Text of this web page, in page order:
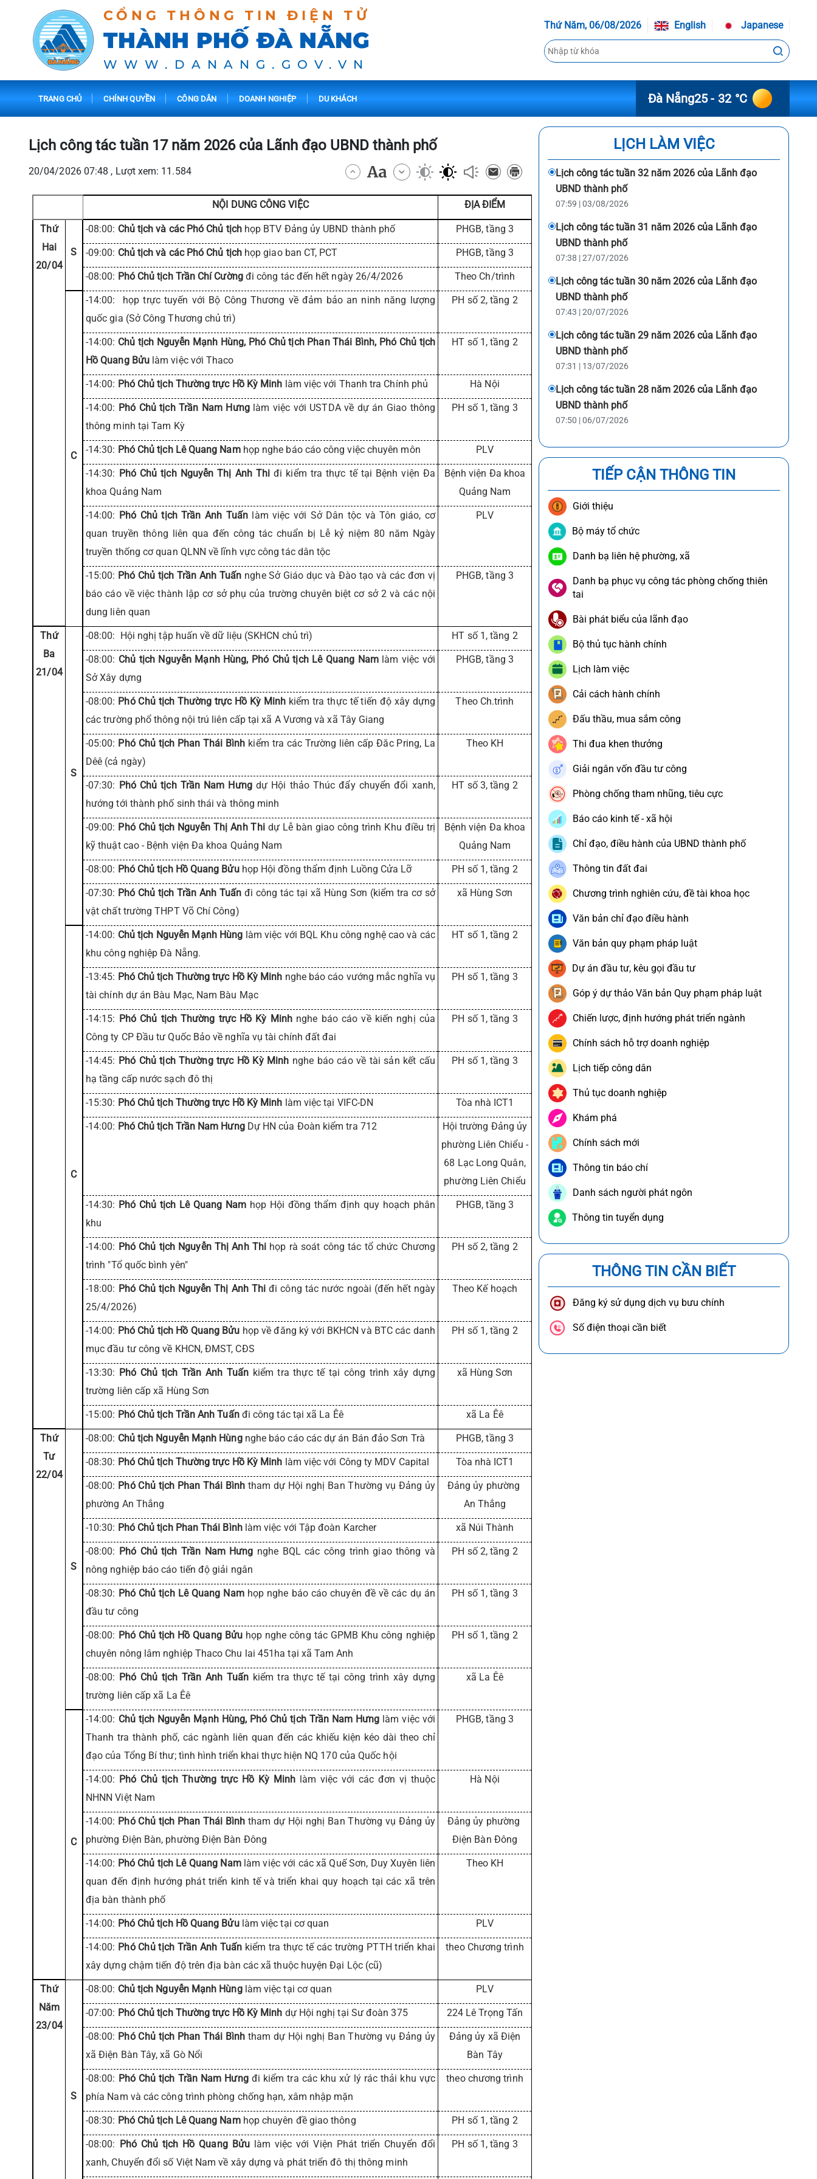
CỔNG THÔNG TIN ĐIỆN TỬ
THÀNH PHỐ ĐÀ NẴNG
WWW.DANANG.GOV.VN
Thứ Năm, 06/08/2026 English Japanese
TRANG CHỦ CHÍNH QUYỀN CÔNG DÂN DOANH NGHIỆP DU KHÁCH Đà Nẵng25 - 32 °C
Lịch công tác tuần 17 năm 2026 của Lãnh đạo UBND thành phố
20/04/2026 07:48 , Lượt xem: 11.584
NỘI DUNG CÔNG VIỆC ĐỊA ĐIỂM
Thứ
Hai
20/04
S
-08:00: Chủ tịch và các Phó Chủ tịchhọp BTV Đảng ủy UBND thành phố PHGB, tầng 3
-09:00: Chủ tịch và các Phó Chủ tịchhọp giao ban CT, PCT PHGB, tầng 3
-08:00: Phó Chủ tịch Trần Chí Cườngđi công tác đến hết ngày 26/4/2026 Theo Ch/trình
C
-14:00: họp trực tuyến với Bộ Công Thương về đảm bảo an ninh năng lượng
quốc gia (Sở Công Thương chủ trì)
PH số 2, tầng 2
-14:00: Chủ tịch Nguyễn Mạnh Hùng, Phó Chủ tịch Phan Thái Bình, Phó Chủ tịch
Hồ Quang Bửulàm việc với Thaco
HT số 1, tầng 2
-14:00: Phó Chủ tịch Thường trực Hồ Kỳ Minh làm việc với Thanh tra Chính phủ Hà Nội
-14:00: Phó Chủ tịch Trần Nam Hưnglàm việc với USTDA về dự án Giao thông
thông minh tại Tam Kỳ
PH số 1, tầng 3
-14:30: Phó Chủ tịch Lê Quang Namhọp nghe báo cáo công việc chuyên môn PLV
-14:30: Phó Chủ tịch Nguyễn Thị Anh Thi đi kiểm tra thực tế tại Bệnh viện Đa
khoa Quảng Nam
Bệnh viện Đa khoa
Quảng Nam
-14:00: Phó Chủ tịch Trần Anh Tuấn làm việc với Sở Dân tộc và Tôn giáo, cơ
quan truyền thông liên qua đến công tác chuẩn bị Lễ kỷ niệm 80 năm Ngày
truyền thống cơ quan QLNN về lĩnh vực công tác dân tộc
PLV
-15:00: Phó Chủ tịch Trần Anh Tuấn nghe Sở Giáo dục và Đào tạo và các đơn vị
báo cáo về việc thành lập cơ sở phụ của trường chuyên biệt cơ sở 2 và các nội
dung liên quan
PHGB, tầng 3
Thứ
Ba
21/04
S
-08:00: Hội nghị tập huấn về dữ liệu (SKHCN chủ trì) HT số 1, tầng 2
-08:00: Chủ tịch Nguyễn Mạnh Hùng, Phó Chủ tịch Lê Quang Namlàm việc với
Sở Xây dựng
PHGB, tầng 3
-08:00: Phó Chủ tịch Thường trực Hồ Kỳ Minh kiểm tra thực tế tiến độ xây dựng
các trường phổ thông nội trú liên cấp tại xã A Vương và xã Tây Giang
Theo Ch.trình
-05:00: Phó Chủ tịch Phan Thái Bình kiểm tra các Trường liên cấp Đăc Pring, La
Dêê (cả ngày)
Theo KH
-07:30: Phó Chủ tịch Trần Nam Hưngdự Hội thảo Thúc đẩy chuyển đổi xanh,
hướng tới thành phố sinh thái và thông minh
HT số 3, tầng 2
-09:00: Phó Chủ tịch Nguyễn Thị Anh Thidự Lễ bàn giao công trình Khu điều trị
kỹ thuật cao - Bệnh viện Đa khoa Quảng Nam
Bệnh viện Đa khoa
Quảng Nam
-08:00: Phó Chủ tịch Hồ Quang Bửuhọp Hội đồng thẩm định Luồng Cửa Lỡ PH số 1, tầng 2
-07:30: Phó Chủ tịch Trần Anh Tuấn đi công tác tại xã Hùng Sơn (kiểm tra cơ sở
vật chất trường THPT Võ Chí Công)
xã Hùng Sơn
C
-14:00: Chủ tịch Nguyễn Mạnh Hùng làm việc với BQL Khu công nghệ cao và các
khu công nghiệp Đà Nẵng.
HT số 1, tầng 2
-13:45: Phó Chủ tịch Thường trực Hồ Kỳ Minh nghe báo cáo vướng mắc nghĩa vụ
tài chính dự án Bàu Mạc, Nam Bàu Mạc
PH số 1, tầng 3
-14:15: Phó Chủ tịch Thường trực Hồ Kỳ Minh nghe báo cáo về kiến nghị của
Công ty CP Đầu tư Quốc Bảo về nghĩa vụ tài chính đất đai
PH số 1, tầng 3
-14:45: Phó Chủ tịch Thường trực Hồ Kỳ Minh nghe báo cáo về tài sản kết cấu
hạ tầng cấp nước sạch đô thị
PH số 1, tầng 3
-15:30: Phó Chủ tịch Thường trực Hồ Kỳ Minh làm việc tại VIFC-DN Tòa nhà ICT1
-14:00: Phó Chủ tịch Trần Nam HưngDự HN của Đoàn kiểm tra 712
Hội trường Đảng ủy
phường Liên Chiểu -
68 Lạc Long Quân,
phường Liên Chiểu
-14:30: Phó Chủ tịch Lê Quang Nam họp Hội đồng thẩm định quy hoạch phân
khu
PHGB, tầng 3
-14:00: Phó Chủ tịch Nguyễn Thị Anh Thi họp rà soát công tác tổ chức Chương
trình "Tổ quốc bình yên"
PH số 2, tầng 2
-18:00: Phó Chủ tịch Nguyễn Thị Anh Thi đi công tác nước ngoài (đến hết ngày
25/4/2026)
Theo Kế hoạch
-14:00: Phó Chủ tịch Hồ Quang Bửu họp về đăng ký với BKHCN và BTC các danh
mục đầu tư công về KHCN, ĐMST, CĐS
PH số 1, tầng 2
-13:30: Phó Chủ tịch Trần Anh Tuấnkiểm tra thực tế tại công trình xây dựng
trường liên cấp xã Hùng Sơn
xã Hùng Sơn
-15:00: Phó Chủ tịch Trần Anh Tuấnđi công tác tại xã La Êê xã La Êê
Thứ
Tư
22/04
S
-08:00: Chủ tịch Nguyễn Mạnh Hùngnghe báo cáo các dự án Bán đảo Sơn Trà PHGB, tầng 3
-08:30: Phó Chủ tịch Thường trực Hồ Kỳ Minh làm việc với Công ty MDV Capital Tòa nhà ICT1
-08:00: Phó Chủ tịch Phan Thái Bình tham dự Hội nghị Ban Thường vụ Đảng ủy
phường An Thắng
Đảng ủy phường
An Thắng
-10:30: Phó Chủ tịch Phan Thái Bìnhlàm việc với Tập đoàn Karcher xã Núi Thành
-08:00: Phó Chủ tịch Trần Nam Hưng nghe BQL các công trình giao thông và
nông nghiệp báo cáo tiến độ giải ngân
PH số 2, tầng 2
-08:30: Phó Chủ tịch Lê Quang Namhọp nghe báo cáo chuyên đề về các dụ án
đầu tư công
PH số 1, tầng 3
-08:00: Phó Chủ tịch Hồ Quang Bửuhọp nghe công tác GPMB Khu công nghiệp
chuyên nông lâm nghiệp Thaco Chu lai 451ha tại xã Tam Anh
PH số 1, tầng 2
-08:00: Phó Chủ tịch Trần Anh Tuấnkiểm tra thực tế tại công trình xây dựng
trường liên cấp xã La Êê
xã La Êê
C
-14:00: Chủ tịch Nguyễn Mạnh Hùng, Phó Chủ tịch Trần Nam Hưng làm việc với
Thanh tra thành phố, các ngành liên quan đến các khiếu kiện kéo dài theo chỉ
đạo của Tổng Bí thư; tình hình triển khai thực hiện NQ 170 của Quốc hội
PHGB, tầng 3
-14:00: Phó Chủ tịch Thường trực Hồ Kỳ Minhlàm việc với các đơn vị thuộc
NHNN Việt Nam
Hà Nội
-14:00: Phó Chủ tịch Phan Thái Bình tham dự Hội nghị Ban Thường vụ Đảng ủy
phường Điện Bàn, phường Điện Bàn Đông
Đảng ủy phường
Điện Bàn Đông
-14:00: Phó Chủ tịch Lê Quang Namlàm việc với các xã Quế Sơn, Duy Xuyên liên
quan đến định hướng phát triển kinh tế và triển khai quy hoạch tại các xã trên
địa bàn thành phố
Theo KH
-14:00: Phó Chủ tịch Hồ Quang Bửulàm việc tại cơ quan PLV
-14:00: Phó Chủ tịch Trần Anh Tuấn kiểm tra thực tế các trường PTTH triển khai
xây dựng chậm tiến độ trên địa bàn các xã thuộc huyện Đại Lộc (cũ)
theo Chương trình
Thứ
Năm
23/04
S
-08:00: Chủ tịch Nguyễn Mạnh Hùnglàm việc tại cơ quan PLV
-07:00: Phó Chủ tịch Thường trực Hồ Kỳ Minh dự Hội nghị tại Sư đoàn 375 224 Lê Trọng Tấn
-08:00: Phó Chủ tịch Phan Thái Bình tham dự Hội nghị Ban Thường vụ Đảng ủy
xã Điện Bàn Tây, xã Gò Nổi
Đảng ủy xã Điện
Bàn Tây
-08:00: Phó Chủ tịch Trần Nam Hưngđi kiểm tra các khu xử lý rác thải khu vực
phía Nam và các công trình phòng chống hạn, xâm nhập mặn
theo chương trình
-08:30: Phó Chủ tịch Lê Quang Namhọp chuyên đề giao thông PH số 1, tầng 2
-08:00: Phó Chủ tịch Hồ Quang Bửulàm việc với Viện Phát triển Chuyển đổi
xanh, Chuyển đổi số Việt Nam về xây dựng và phát triển đô thị thông minh
PH số 1, tầng 3
LỊCH LÀM VIỆC
Lịch công tác tuần 32 năm 2026 của Lãnh đạo
UBND thành phố
07:59 | 03/08/2026
Lịch công tác tuần 31 năm 2026 của Lãnh đạo
UBND thành phố
07:38 | 27/07/2026
Lịch công tác tuần 30 năm 2026 của Lãnh đạo
UBND thành phố
07:43 | 20/07/2026
Lịch công tác tuần 29 năm 2026 của Lãnh đạo
UBND thành phố
07:31 | 13/07/2026
Lịch công tác tuần 28 năm 2026 của Lãnh đạo
UBND thành phố
07:50 | 06/07/2026
TIẾP CẬN THÔNG TIN
Giới thiệu
Bộ máy tổ chức
Danh bạ liên hệ phường, xã
Danh bạ phục vụ công tác phòng chống thiên
tai
Bài phát biểu của lãnh đạo
Bộ thủ tục hành chính
Lịch làm việc
Cải cách hành chính
Đấu thầu, mua sắm công
Thi đua khen thưởng
Giải ngân vốn đầu tư công
Phòng chống tham nhũng, tiêu cực
Báo cáo kinh tế - xã hội
Chỉ đạo, điều hành của UBND thành phố
Thông tin đất đai
Chương trình nghiên cứu, đề tài khoa học
Văn bản chỉ đạo điều hành
Văn bản quy phạm pháp luật
Dự án đầu tư, kêu gọi đầu tư
Góp ý dự thảo Văn bản Quy phạm pháp luật
Chiến lược, định hướng phát triển ngành
Chính sách hỗ trợ doanh nghiệp
Lịch tiếp công dân
Thủ tục doanh nghiệp
Khám phá
Chính sách mới
Thông tin báo chí
Danh sách người phát ngôn
Thông tin tuyển dụng
THÔNG TIN CẦN BIẾT
Đăng ký sử dụng dịch vụ bưu chính
Số điện thoại cần biết